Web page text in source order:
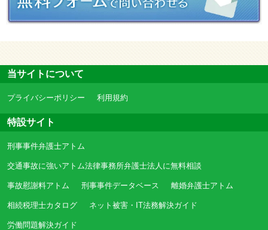
当サイトについて
プライバシーポリシー 利用規約
特設サイト
刑事事件弁護士アトム
交通事故に強いアトム法律事務所弁護士法人に無料相談
事故慰謝料アトム 刑事事件データベース 離婚弁護士アトム
相続税理士カタログ ネット被害・IT法務解決ガイド
労働問題解決ガイド